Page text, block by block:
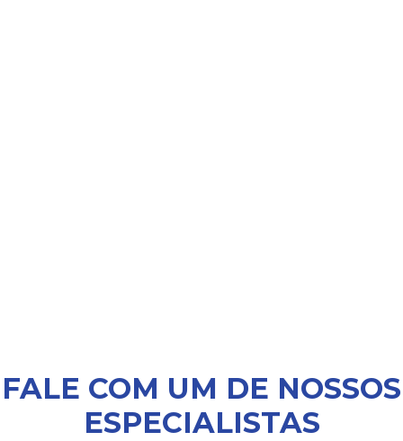
FALE COM UM DE NOSSOS
ESPECIALISTAS